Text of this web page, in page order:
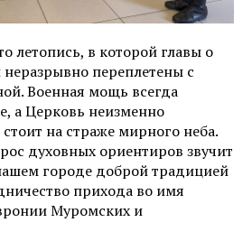
летопись, в которой главы о
переплетены с
Военная мощь всегда
а Церковь неизменно
на страже мирного неба.
духовных ориентиров звучит
городе доброй традицией
прихода во имя
Муромских и